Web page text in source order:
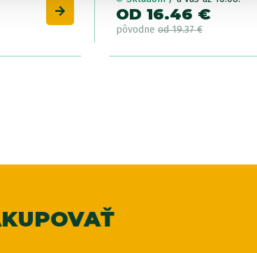
OD 16.46 €
pôvodne od 19.37 €